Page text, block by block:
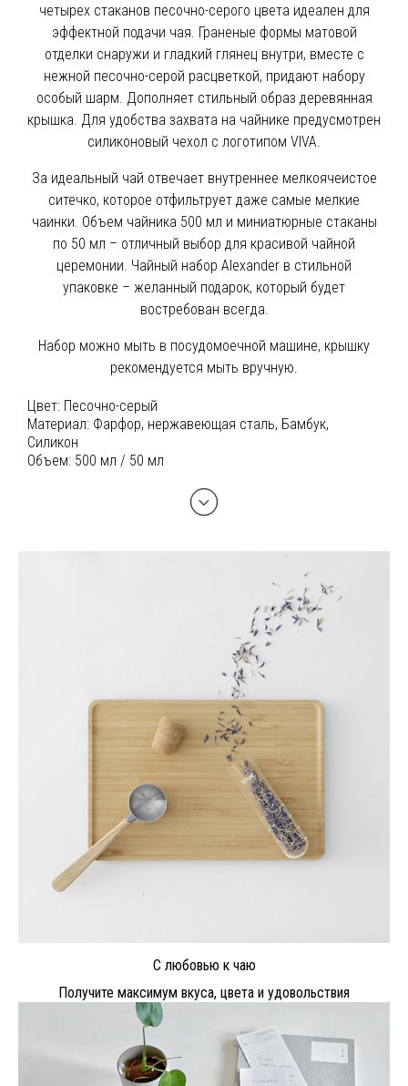
четырех стаканов песочно-серого цвета идеален для
эффектной подачи чая. Граненые формы матовой
отделки снаружи и гладкий глянец внутри, вместе с
нежной песочно-серой расцветкой, придают набору
особый шарм. Дополняет стильный образ деревянная
крышка. Для удобства захвата на чайнике предусмотрен
силиконовый чехол с логотипом VIVA.
За идеальный чай отвечает внутреннее мелкоячеистое
ситечко, которое отфильтрует даже самые мелкие
чаинки. Объем чайника 500 мл и миниатюрные стаканы
по 50 мл – отличный выбор для красивой чайной
церемонии. Чайный набор Alexander в стильной
упаковке – желанный подарок, который будет
востребован всегда.
Набор можно мыть в посудомоечной машине, крышку
рекомендуется мыть вручную.
Цвет: Песочно-серый
Материал: Фарфор, нержавеющая сталь, Бамбук,
Силикон
Объем: 500 мл / 50 мл
С любовью к чаю
Получите максимум вкуса, цвета и удовольствия